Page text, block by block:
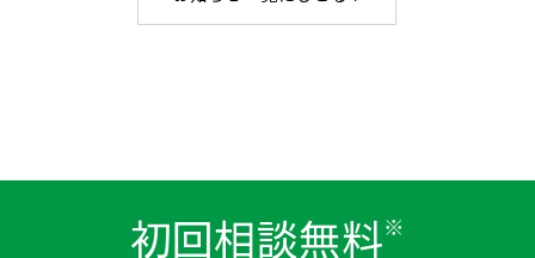
初回相談無料※